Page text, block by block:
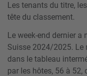
Les tenants du titre,
tête du classement.
Le week-end dernier
Suisse 2024/2025.
dans le tableau
par les hôtes, 56 à 52,